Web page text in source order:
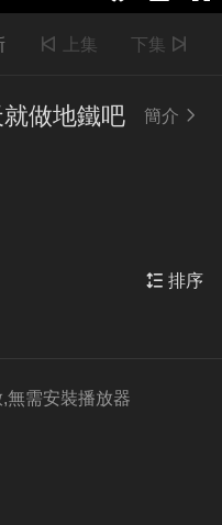
 上集 下集 
做地鐵吧 簡介 
 排序
無需安裝播放器